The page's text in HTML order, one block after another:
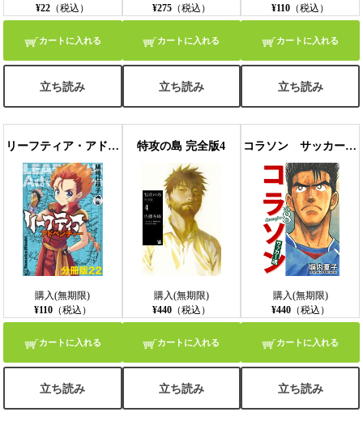
¥22 （税込）
カートに入れる
立ち読み
¥275（税込）
カートに入れる
立ち読み
¥110 （税込）
カートに入れる
立ち読み
リーフティア・アドベンチャー分冊版22
購入(無期限)
¥110（税込）
カートに入れる
立ち読み
特攻の島 完全版4
購入(無期限)
¥440（税込）
カートに入れる
立ち読み
コラソン サッカー魂 ８巻
購入(無期限)
¥440（税込）
カートに入れる
立ち読み